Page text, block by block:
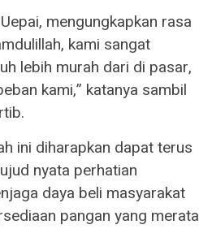
mengungkapkan rasa
kami sangat
lebih murah dari di pasar,
kami,” katanya sambil
ini diharapkan dapat terus
nyata perhatian
daya beli masyarakat
pangan yang merata